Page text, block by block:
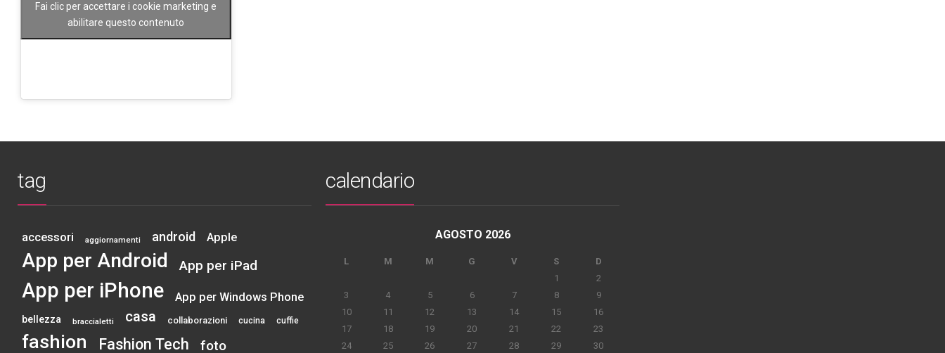
Fai clic per accettare i cookie marketing e
abilitare questo contenuto
tag
accessori aggiornamenti android Apple
App per Android App per iPad
App per iPhone App per Windows Phone
bellezza braccialetti casa collaborazioni cucina cuffie
fashion Fashion Tech foto
calendario
AGOSTO 2026
L M M G V S
D
1
2
3
4 5 6 7 8
9
10
11 12 13 14 15
16
17
18 19 20 21 22
23
24
25 26 27 28 29 30